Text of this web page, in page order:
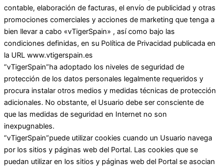
contable, elaboración de facturas, el envío de publicidad y otras
promociones comerciales y acciones de marketing que tenga a
bien llevar a cabo «vTigerSpain» , así como bajo las
condiciones definidas, en su Política de Privacidad publicada en
la URL www.vtigerspain.es
“vTigerSpain”ha adoptado los niveles de seguridad de
protección de los datos personales legalmente requeridos y
procura instalar otros medios y medidas técnicas de protección
adicionales. No obstante, el Usuario debe ser consciente de
que las medidas de seguridad en Internet no son
inexpugnables.
“vTigerSpain”puede utilizar cookies cuando un Usuario navega
por los sitios y páginas web del Portal. Las cookies que se
puedan utilizar en los sitios y páginas web del Portal se asocian